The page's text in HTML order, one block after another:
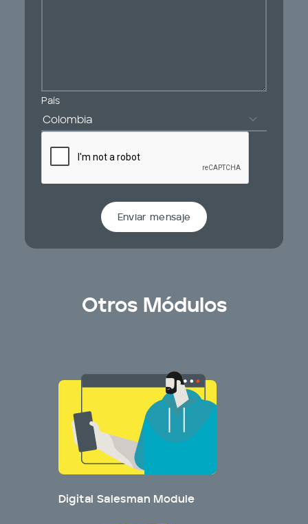
País
Enviar mensaje
Otros Módulos
Digital Salesman Module